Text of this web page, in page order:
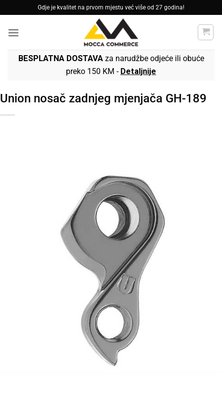
to
content
Gdje je kvalitet na prvom mjestu već više od 27 godina!
BESPLATNA DOSTAVAza narudžbe odjeće ili obuće
preko 150 KM - Detaljnije
Union nosač zadnjeg mjenjača GH-189